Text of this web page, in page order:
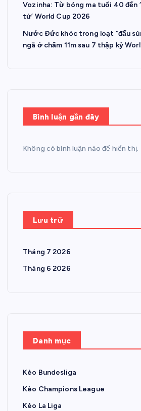
Vozinha: Từ bóng ma tuổi 40 đến
tử’ World Cup 2026
Nước Đức khóc trong loạt “đấu
ngã ở chấm 11m sau 7 thập kỷ
Bình luận gần đây
Không có bình luận nào để hiển thị.
Lưu trữ
Tháng 7 2026
Tháng 6 2026
Danh mục
Kèo Bundesliga
Kèo Champions League
Kèo La Liga